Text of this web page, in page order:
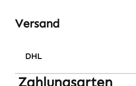
Versand
DHL
Zahlungsarten